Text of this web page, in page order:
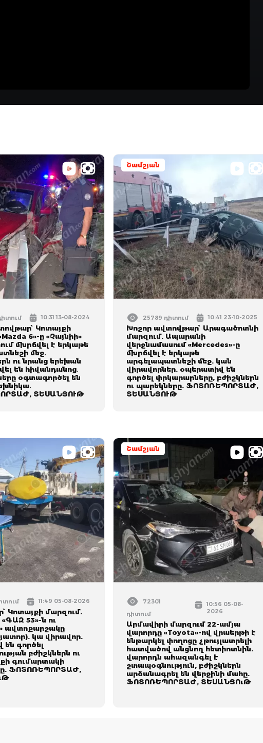
10:31 13-08-2024
Կոտայքի
6»-ը «Չայնիի»
մխրճվել է երկաթե
մեջ․
ու նրանց երեխան
են հիվանդանոց․
օգտագործել են
ՏԵՍԱՆՅՈՒԹ
Շամշյան
25789 դիտում 10:41 23-10-2025
Խոշոր ավտովթար՝ Արագածոտնի
մարզում. Ապարանի
վերջնամասում «Mercedes»-ը
մխրճվել է երկաթե
արգելապատնեշի մեջ. կան
վիրավորներ. օպերատիվ են
գործել փրկարարները, բժիշկներն
ու պարեկները. ՖՈՏՈՌԵՊՈՐՏԱԺ,
ՏԵՍԱՆՅՈՒԹ
11:49 05-08-2026
Կոտայքի մարզում.
53»-ն ու
ավտոքարշակը
կա վիրավոր.
գործել
բժիշկներն ու
գումարտակի
ՖՈՏՈՌԵՊՈՐՏԱԺ,
Շամշյան
72301
դիտում
10:56 05-08-
2026
Արմավիրի մարզում 22-ամյա
վարորդը «Toyota»-ով վրաերթի է
ենթարկել փողոցը չթույլատրելի
հատվածով անցնող հետիոտնին.
վարորդն ահազանգել է
շտապօգնություն, բժիշկներն
արձանագրել են վերջինի մահը.
ՖՈՏՈՌԵՊՈՐՏԱԺ, ՏԵՍԱՆՅՈւԹ